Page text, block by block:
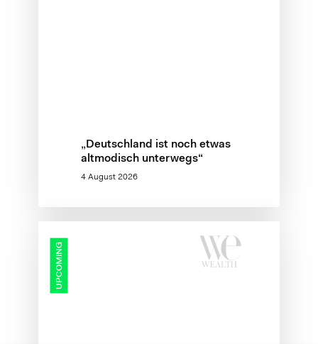
„Deutschland ist noch etwas
altmodisch unterwegs“
4 August 2026
Wealth
Management
Summit
UPCOMING